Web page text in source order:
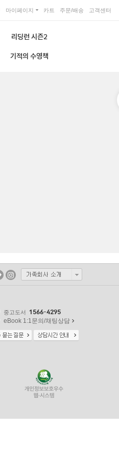
마이페이지 카트 주문/배송 고객센터
리딩런 시즌2
기적의 수영책
중고도서 1566-4295
eBook 1:1문의/채팅상담